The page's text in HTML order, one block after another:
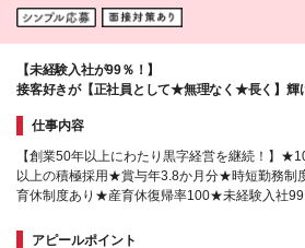
上記には15時間分のみな
万6,800円を含んでいます。 ※経験・能力を考慮し決
定／給与に関するご相談
給与・福利厚生に差異なし
【未経験入社が99％！】
接客好きが【正社員として★無理なく★長く】輝
仕事内容
【創業50年以上にわたり黒字経営を継続！】
以上の積極採用★賞与年3.8か月分★時短勤務制
育休制度あり★産育休復帰率100★未経験入社99
アピールポイント